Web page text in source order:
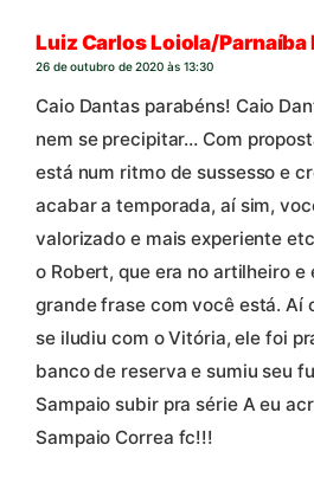
Luiz Carlos Loiola/Parnaíba
26 de outubro de 2020 às 13:30
Caio Dantas parabéns! Caio
nem se precipitar… Com
está num ritmo de sussesso e
acabar a temporada, aí sim,
valorizado e mais experiente
o Robert, que era no artilheiro e
grande frase com você está. Aí
se iludiu com o Vitória, ele foi
banco de reserva e sumiu seu
Sampaio subir pra série A eu
Sampaio Correa fc!!!